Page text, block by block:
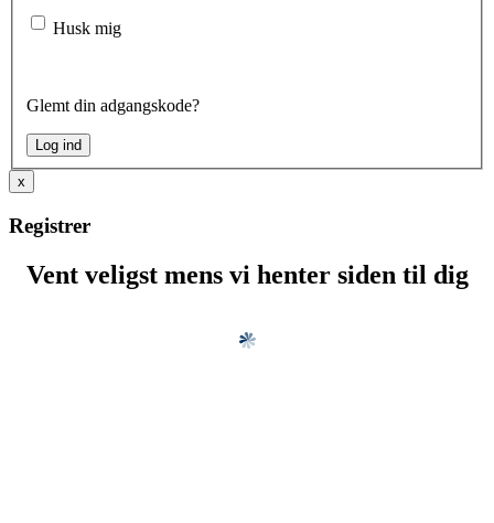
Husk mig
Glemt din adgangskode?
x
Registrer
Vent veligst mens vi henter siden til dig